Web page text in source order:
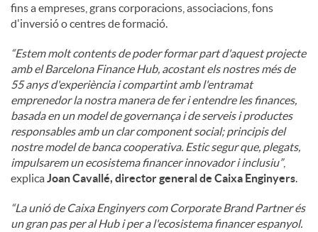
fins a empreses, grans corporacions, associacions, fons
d'inversió o centres de formació.
“Estem molt contents de poder formar part d'aquest projecte
amb el Barcelona Finance Hub, acostant els nostres més de
55 anys d'experiència i compartint amb l'entramat
emprenedor la nostra manera de fer i entendre les finances,
basada en un model de governança i de serveis i productes
responsables amb un clar component social; principis del
nostre model de banca cooperativa. Estic segur que, plegats,
impulsarem un ecosistema financer innovador i inclusiu”,
explicaJoan Cavallé, director general de Caixa Enginyers.
“La unió de Caixa Enginyers com Corporate Brand Partner és
un gran pas per al Hub i per a l'ecosistema financer espanyol.